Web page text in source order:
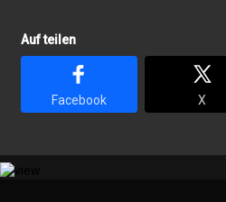
Auf teilen
Facebook X